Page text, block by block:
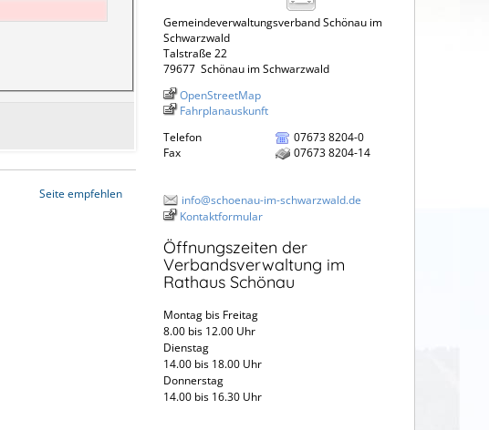
Seite empfehlen
Gemeindeverwaltungsverband Schönau im
Schwarzwald
Talstraße 22
79677 Schönau im Schwarzwald
OpenStreetMap
Fahrplanauskunft
Telefon
07673 8204-0
Fax
07673 8204-14
info@schoenau-im-schwarzwald.de
Kontaktformular
Öffnungszeiten der
Verbandsverwaltung im
Rathaus Schönau
Montag bis Freitag
8.00 bis 12.00 Uhr
Dienstag
14.00 bis 18.00 Uhr
Donnerstag
14.00 bis 16.30 Uhr